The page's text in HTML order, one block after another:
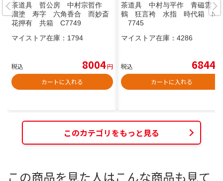
茶道具 哲公房 中村宗哲作
溜塗 寿字 六角香合 而妙斎
花押有 共箱 C7749
マイストア在庫： 1794
税込 8004円
カートに入れる
茶道具 中村与平作 青磁雲
鶴 狂言袴 水指 時代箱 N
7745
マイストア在庫： 4286
税込 6844
カートに入れる
このカテゴリをもっと見る
この商品を見た人はこんな商品も見て